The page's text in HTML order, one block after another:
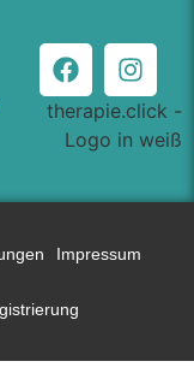
Impressum